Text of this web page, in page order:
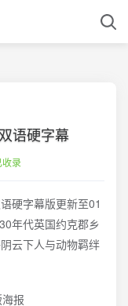
语硬字幕
收录
硬字幕版更新至01
年代英国约克郡乡
云下人与动物羁绊